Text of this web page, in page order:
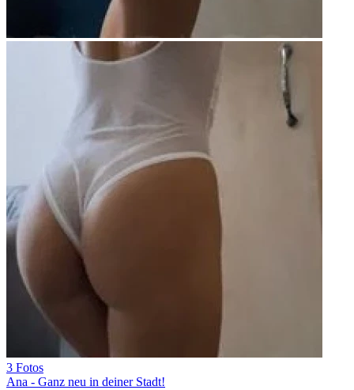
3 Fotos
Ana - Ganz neu in deiner Stadt!